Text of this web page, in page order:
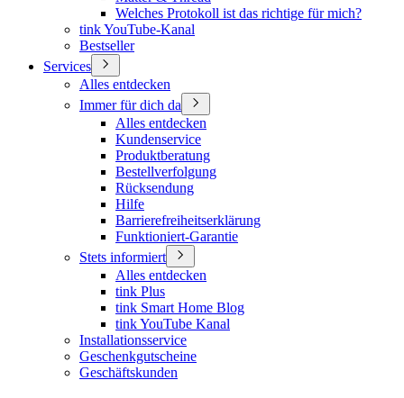
Welches Protokoll ist das richtige für mich?
tink YouTube-Kanal
Bestseller
Services
Alles entdecken
Immer für dich da
Alles entdecken
Kundenservice
Produktberatung
Bestellverfolgung
Rücksendung
Hilfe
Barrierefreiheitserklärung
Funktioniert-Garantie
Stets informiert
Alles entdecken
tink Plus
tink Smart Home Blog
tink YouTube Kanal
Installationsservice
Geschenkgutscheine
Geschäftskunden